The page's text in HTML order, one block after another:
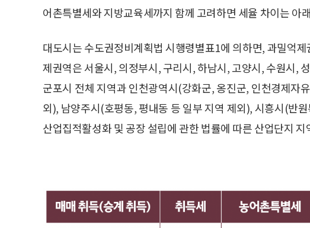
어촌특별세와 지방교육세까지 함께 고려하면 세율 차이는 아
대도시는 수도권정비계획법 시행령별표1에 의하면, 과밀억
제권역은 서울시, 의정부시, 구리시, 하남시, 고양시, 수원시,
군포시 전체 지역과 인천광역시(강화군, 옹진군, 인천경제자
외), 남양주시(호평동, 평내동 등 일부 지역 제외), 시흥시(반
산업집적활성화 및 공장 설립에 관한 법률에 따른 산업단지